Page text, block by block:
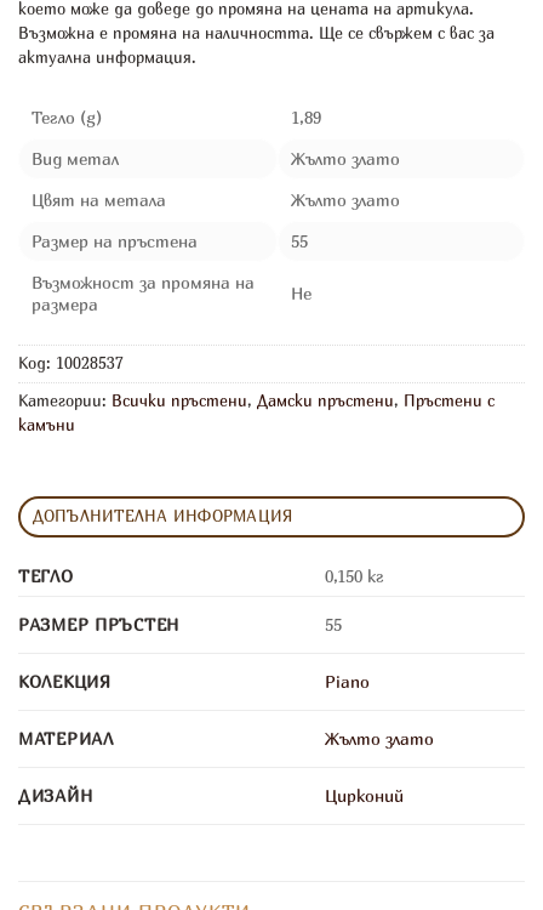
което може да доведе до промяна на цената на артикула.
Възможна е промяна на наличността. Ще се свържем с вас за
актуална информация.
Тегло (g)
1,89
Вид метал
Жълто злато
Цвят на метала
Жълто злато
Размер на пръстена
55
Възможност за промяна на
размера
Не
Код: 10028537
Категории: Всички пръстени, Дамски пръстени, Пръстени с
камъни
ДОПЪЛНИТЕЛНА ИНФОРМАЦИЯ
ТЕГЛО 0,150 кг
РАЗМЕР ПРЪСТЕН 55
КОЛЕКЦИЯ Piano
МАТЕРИАЛ Жълто злато
ДИЗАЙН Цирконий